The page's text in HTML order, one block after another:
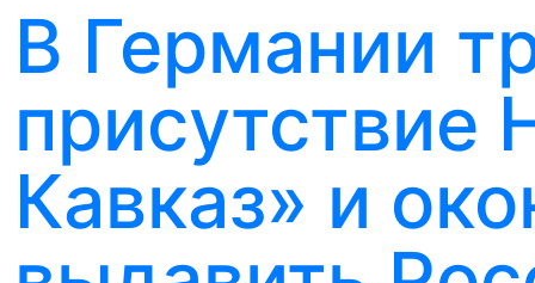
В Германии
Кавказ» и